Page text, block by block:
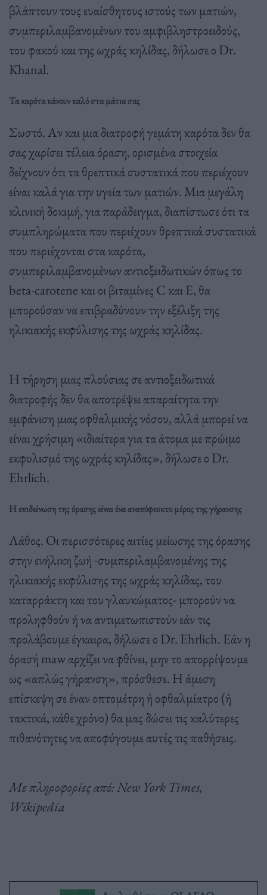
βλάπτουν τους ευαίσθητους ιστούς των ματιών,
συμπεριλαμβανομένων του αμφιβληστροειδούς,
του φακού και της ωχράς κηλίδας, δήλωσε ο Dr.
Khanal.
Τα καρότα κάνουν καλό στα μάτια σας
Σωστό. Αν και μια διατροφή γεμάτη καρότα δεν θα
σας χαρίσει τέλεια όραση, ορισμένα στοιχεία
δείχνουν ότι τα θρεπτικά συστατικά που περιέχουν
είναι καλά για την υγεία των ματιών. Μια μεγάλη
κλινική δοκιμή, για παράδειγμα, διαπίστωσε ότι τα
συμπληρώματα που περιέχουν θρεπτικά συστατικά
που περιέχονται στα καρότα,
συμπεριλαμβανομένων αντιοξειδωτικών όπως το
beta-carotene και οι βιταμίνες C και Ε, θα
μπορούσαν να επιβραδύνουν την εξέλιξη της
ηλικιακής εκφύλισης της ωχράς κηλίδας.
Η τήρηση μιας πλούσιας σε αντιοξειδωτικά
διατροφής δεν θα αποτρέψει απαραίτητα την
εμφάνιση μιας οφθαλμικής νόσου, αλλά μπορεί να
είναι χρήσιμη «ιδιαίτερα για τα άτομα με πρώιμο
εκφυλισμό της ωχράς κηλίδας», δήλωσε ο Dr.
Ehrlich.
Η επιδείνωση της όρασης είναι ένα αναπόφευκτο μέρος της γήρανσης
Λάθος. Οι περισσότερες αιτίες μείωσης της όρασης
στην ενήλικη ζωή -συμπεριλαμβανομένης της
ηλικιακής εκφύλισης της ωχράς κηλίδας, του
καταρράκτη και του γλαυκώματος- μπορούν να
προληφθούν ή να αντιμετωπιστούν εάν τις
προλάβουμε έγκαιρα, δήλωσε ο Dr. Ehrlich. Εάν η
όρασή maw αρχίζει να φθίνει, μην το απορρίψουμε
ως «απλώς γήρανση», πρόσθεσε. Η άμεση
επίσκεψη σε έναν οπτομέτρη ή οφθαλμίατρο (ή
τακτικά, κάθε χρόνο) θα μας δώσει τις καλύτερες
πιθανότητες να αποφύγουμε αυτές τις παθήσεις.
Με πληροφορίες από: New York Times,
Wikipedia